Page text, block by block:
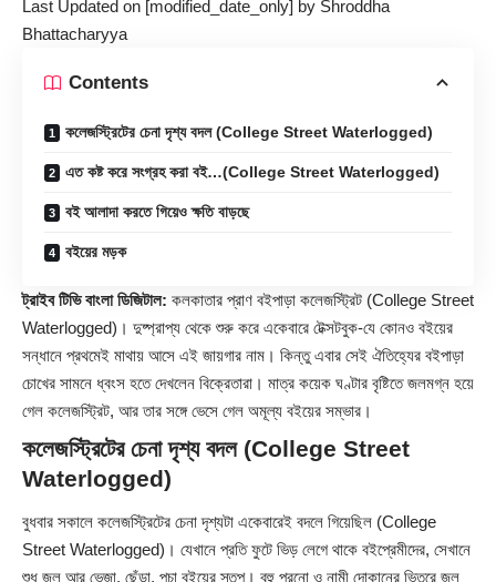
Last Updated on [modified_date_only] by Shroddha
Bhattacharyya
Contents
কলেজস্ট্রিটের চেনা দৃশ্য বদল (College Street Waterlogged)
এত কষ্ট করে সংগ্রহ করা বই…(College Street Waterlogged)
বই আলাদা করতে গিয়েও ক্ষতি বাড়ছে
বইয়ের মড়ক
ট্রাইব টিভি বাংলা ডিজিটাল: কলকাতার প্রাণ বইপাড়া কলেজস্ট্রিট (College Street
Waterlogged)। দুষ্প্রাপ্য থেকে শুরু করে একেবারে টেক্সটবুক-যে কোনও বইয়ের
সন্ধানে প্রথমেই মাথায় আসে এই জায়গার নাম। কিন্তু এবার সেই ঐতিহ্যের বইপাড়া
চোখের সামনে ধ্বংস হতে দেখলেন বিক্রেতারা। মাত্র কয়েক ঘণ্টার বৃষ্টিতে জলমগ্ন হয়ে
গেল কলেজস্ট্রিট, আর তার সঙ্গে ভেসে গেল অমূল্য বইয়ের সম্ভার।
কলেজস্ট্রিটের চেনা দৃশ্য বদল (College Street
Waterlogged)
বুধবার সকালে কলেজস্ট্রিটের চেনা দৃশ্যটা একেবারেই বদলে গিয়েছিল (College
Street Waterlogged)। যেখানে প্রতি ফুটে ভিড় লেগে থাকে বইপ্রেমীদের, সেখানে
শুধু জল আর ভেজা, ছেঁড়া, পচা বইয়ের স্তূপ। বহু পুরনো ও নামী দোকানের ভিতরে জল